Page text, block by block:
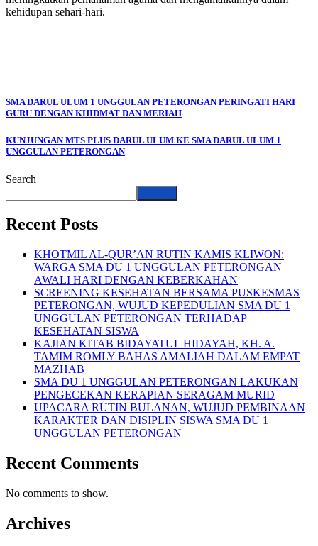
kehidupan sehari-hari.
SMA DARUL ULUM 1 UNGGULAN PETERONGAN PERINGATI HARI
GURU DENGAN KHIDMAT DAN MERIAH
KUNJUNGAN MTS PLUS DARUL ULUM KE SMA DARUL ULUM 1
UNGGULAN PETERONGAN
Search
Recent Posts
KHOTMIL AL-QUR’AN RUTIN KAMIS KLIWON:
WARGA SMA DU 1 UNGGULAN PETERONGAN
AWALI HARI DENGAN KEBERKAHAN
SCREENING KESEHATAN BERSAMA PUSKESMAS
PETERONGAN, WUJUD KEPEDULIAN SMA DU 1
UNGGULAN PETERONGAN TERHADAP
KESEHATAN SISWA
KAJIAN KITAB BIDAYATUL HIDAYAH, KH. A.
TAMIM ROMLY BAHAS AMALIAH DALAM EMPAT
MAZHAB
SMA DU 1 UNGGULAN PETERONGAN LAKUKAN
PENGECEKAN KERAPIAN SERAGAM MURID
UPACARA RUTIN BULANAN, WUJUD PEMBINAAN
KARAKTER DAN DISIPLIN SISWA SMA DU 1
UNGGULAN PETERONGAN
Recent Comments
No comments to show.
Archives